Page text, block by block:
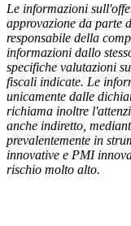
Le informazioni
approvazione da parte
responsabile della
informazioni dallo
specifiche valutazioni
fiscali indicate. Le
unicamente dalle
richiama inoltre
anche indiretto,
prevalentemente in
innovative e PMI
rischio molto alto.